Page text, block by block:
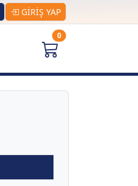
GİRİŞ YAP
0